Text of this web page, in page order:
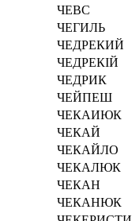
ЧЕВС
ЧЕГИЛЬ
ЧЕДРЕКИЙ
ЧЕДРЕКІЙ
ЧЕДРИК
ЧЕЙПЕШ
ЧЕКАИЮК
ЧЕКАЙ
ЧЕКАЙЛО
ЧЕКАЛЮК
ЧЕКАН
ЧЕКАНЮК